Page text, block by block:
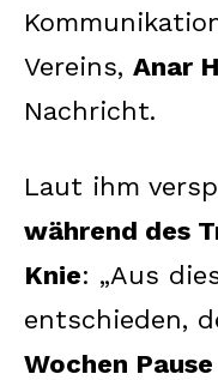
Vereins, Anar
Nachricht.
Laut ihm
während des
Knie: „Aus
entschieden,
Wochen Pause